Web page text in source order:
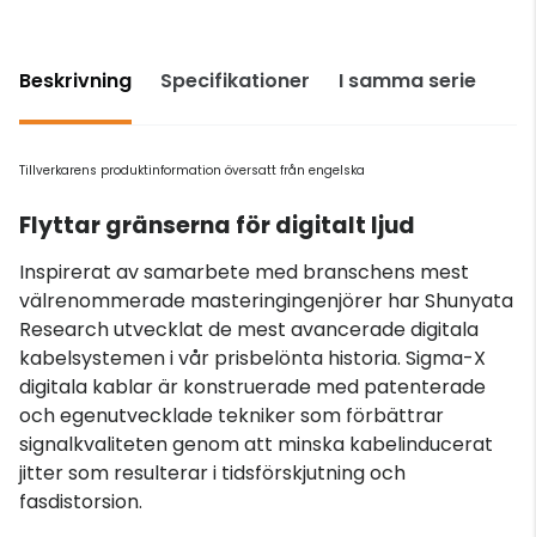
Beskrivning Specifikationer I samma serie
Tillverkarens produktinformation översatt från engelska
Flyttar gränserna för digitalt ljud
Inspirerat av samarbete med branschens mest
välrenommerade masteringingenjörer har Shunyata
Research utvecklat de mest avancerade digitala
kabelsystemen i vår prisbelönta historia. Sigma-X
digitala kablar är konstruerade med patenterade
och egenutvecklade tekniker som förbättrar
signalkvaliteten genom att minska kabelinducerat
jitter som resulterar i tidsförskjutning och
fasdistorsion.